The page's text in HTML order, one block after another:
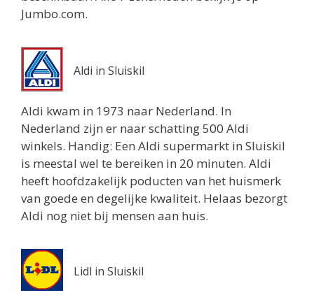
Jumbo.com.
Aldi in Sluiskil
Aldi kwam in 1973 naar Nederland. In
Nederland zijn er naar schatting 500 Aldi
winkels. Handig: Een Aldi supermarkt in Sluiskil
is meestal wel te bereiken in 20 minuten. Aldi
heeft hoofdzakelijk poducten van het huismerk
van goede en degelijke kwaliteit. Helaas bezorgt
Aldi nog niet bij mensen aan huis.
Lidl in Sluiskil